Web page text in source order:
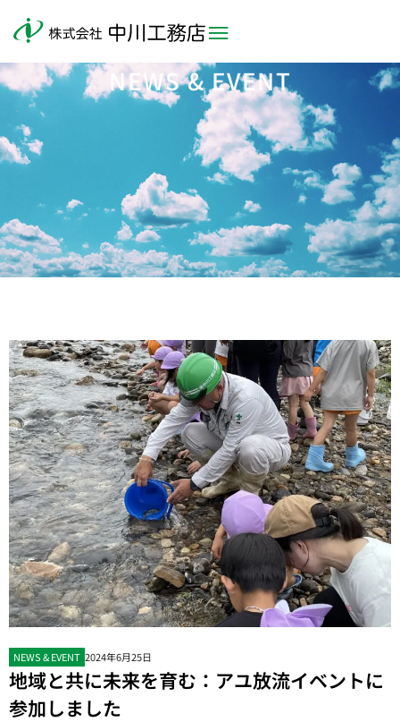
NEWS & EVENT
NEWS & EVENT 2024年6月25日
地域と共に未来を育む：アユ放流イベントに
参加しました